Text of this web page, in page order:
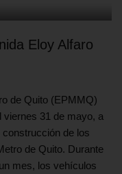
Eloy Alfaro
de Quito (EPMMQ)
viernes 31 de mayo, a
de los
de Quito. Durante
mes, los vehículos